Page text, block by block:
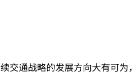
交通战略的发展方向大有可